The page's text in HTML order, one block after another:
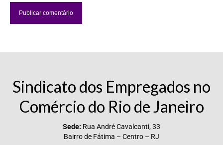
Sindicato dos Empregados no
Comércio do Rio de Janeiro
Sede: Rua André Cavalcanti, 33
Bairro de Fátima – Centro – RJ